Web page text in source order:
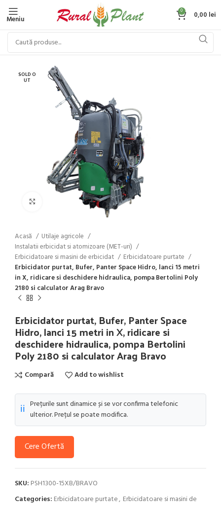
Meniu
0 0,00 lei
SOLD O
UT
Click to enlarge
Acasă
Utilaje agricole
Instalatii erbicidat si atomizoare (MET-uri)
Erbicidatoare si masini de erbicidat
Erbicidatoare purtate
Erbicidator purtat, Bufer, Panter Space Hidro, lanci 15 metri
in X, ridicare si deschidere hidraulica, pompa Bertolini Poly
2180 si calculator Arag Bravo
Erbicidator purtat, Bufer, Panter Space
Hidro, lanci 15 metri in X, ridicare si
deschidere hidraulica, pompa Bertolini
Poly 2180 si calculator Arag Bravo
Compară Add to wishlist
ℹ️ Prețurile sunt dinamice și se vor confirma telefonic
ulterior. Prețul se poate modifica.
Cere Ofertă
SKU: PSH1300-15XB/BRAVO
Categories: Erbicidatoare purtate, Erbicidatoare si masini de